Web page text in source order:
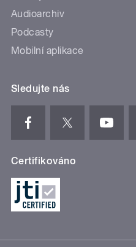
Audioarchiv
Podcasty
Mobilní aplikace
Sledujte nás
Certifikováno